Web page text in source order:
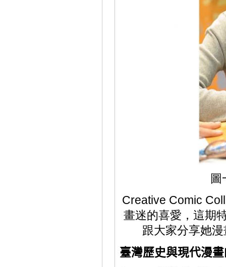
圖
Creative Comic
畫迷的喜愛，這期
跟大家分享她
臺灣歷史與現代漫